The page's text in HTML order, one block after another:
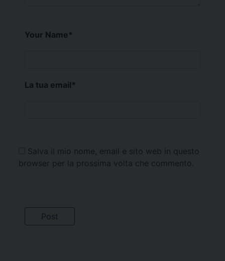
Your Name*
La tua email*
Salva il mio nome, email e sito web in questo
browser per la prossima volta che commento.